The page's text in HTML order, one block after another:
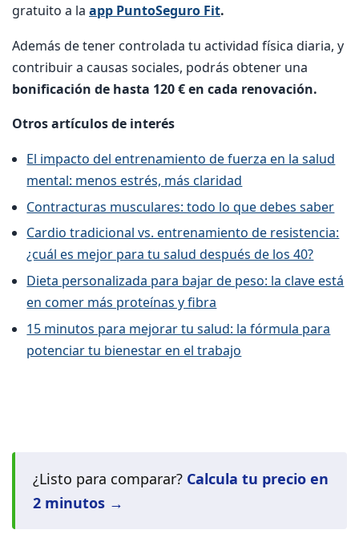
gratuito a la app PuntoSeguro Fit.
Además de tener controlada tu actividad física diaria, y
contribuir a causas sociales, podrás obtener una
bonificación de hasta 120 € en cada renovación.
Otros artículos de interés
El impacto del entrenamiento de fuerza en la salud
mental: menos estrés, más claridad
Contracturas musculares: todo lo que debes saber
Cardio tradicional vs. entrenamiento de resistencia:
¿cuál es mejor para tu salud después de los 40?
Dieta personalizada para bajar de peso: la clave está
en comer más proteínas y fibra
15 minutos para mejorar tu salud: la fórmula para
potenciar tu bienestar en el trabajo
¿Listo para comparar? Calcula tu precio en
2 minutos →